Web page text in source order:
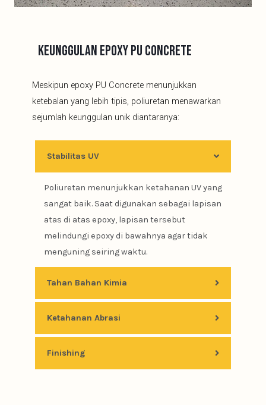
Keunggulan Epoxy PU Concrete
Meskipun epoxy PU Concrete menunjukkan
ketebalan yang lebih tipis, poliuretan menawarkan
sejumlah keunggulan unik diantaranya:
Stabilitas UV
Poliuretan menunjukkan ketahanan UV yang
sangat baik. Saat digunakan sebagai lapisan
atas di atas epoxy, lapisan tersebut
melindungi epoxy di bawahnya agar tidak
menguning seiring waktu.
Tahan Bahan Kimia
Ketahanan Abrasi
Finishing